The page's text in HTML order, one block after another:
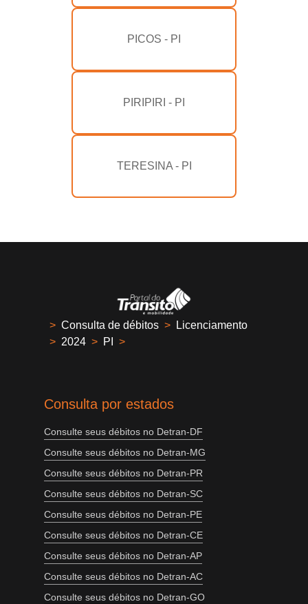
PICOS - PI
PIRIPIRI - PI
TERESINA - PI
> Consulta de débitos > Licenciamento
> 2024 > PI >
Consulta por estados
Consulte seus débitos no Detran-DF
Consulte seus débitos no Detran-MG
Consulte seus débitos no Detran-PR
Consulte seus débitos no Detran-SC
Consulte seus débitos no Detran-PE
Consulte seus débitos no Detran-CE
Consulte seus débitos no Detran-AP
Consulte seus débitos no Detran-AC
Consulte seus débitos no Detran-GO